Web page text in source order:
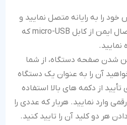
خود را به رایانه متصل نمایید و
آن را روشن نمایید. برای اتصال ایمن از کابل micro-USB که
نمایید.
شدن صفحه دستگاه، از شما
آن را به عنوان یک دستگاه
تأیید از دکمه های بالا استفاده
نمایید و یک کد پین 4 تا7 رقمی وارد نمایید. هربار که عددی را
هر دو کلید آن را تایید کنید.